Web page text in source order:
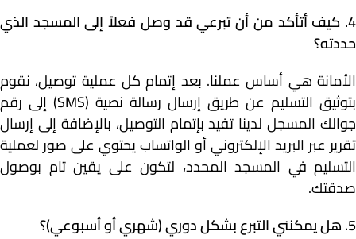
4. كيف أتأكد من أن تبرعي قد وصل فعلاً إلى المسجد الذي
حددته؟
الأمانة هي أساس عملنا. بعد إتمام كل عملية توصيل، نقوم
بتوثيق التسليم عن طريق إرسال رسالة نصية (SMS) إلى رقم
جوالك المسجل لدينا تفيد بإتمام التوصيل، بالإضافة إلى إرسال
تقرير عبر البريد الإلكتروني أو الواتساب يحتوي على صور لعملية
التسليم في المسجد المحدد، لتكون على يقين تام بوصول
صدقتك.
5. هل يمكنني التبرع بشكل دوري (شهري أو أسبوعي)؟